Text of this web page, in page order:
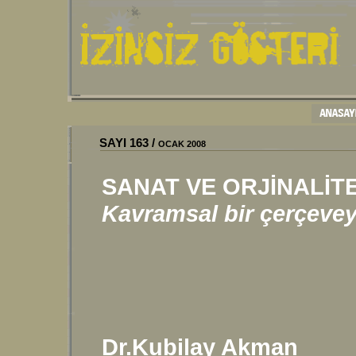
SAYI 163 / OCAK 2008
SANAT VE
Kavramsal bir
Dr.Kubilay Akman